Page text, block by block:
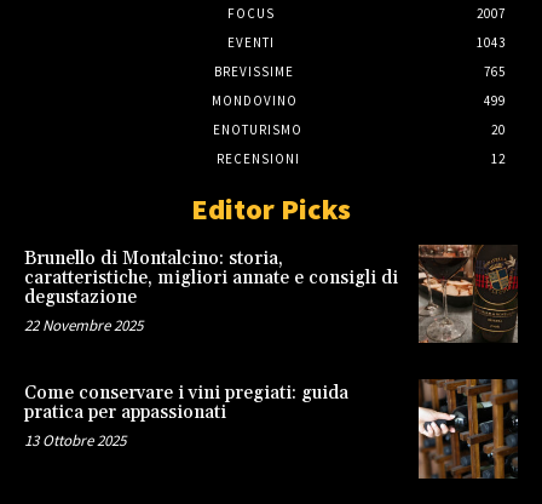
FOCUS
2007
EVENTI
1043
BREVISSIME
765
MONDOVINO
499
ENOTURISMO
20
RECENSIONI
12
Editor Picks
Brunello di Montalcino: storia,
caratteristiche, migliori annate e consigli di
degustazione
22 Novembre 2025
Come conservare i vini pregiati: guida
pratica per appassionati
13 Ottobre 2025